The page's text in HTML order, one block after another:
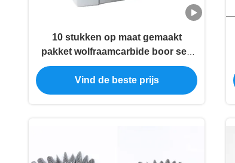
10 stukken op maat gemaakt
pakket wolfraamcarbide boor set,
Dubbel gesneden - 6mm staaf
Vind de beste prijs